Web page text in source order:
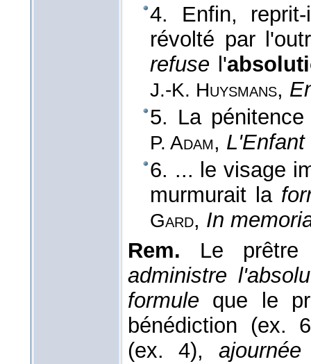
4. Enfin,
révolté par
refuse l'
J.-K. Huysmans,
5. La
P. Adam,
6. ... le visage
murmurait la
Gard, In
Rem. Le
administre
formule que le
bénédiction (ex.
(ex. 4), ajournée